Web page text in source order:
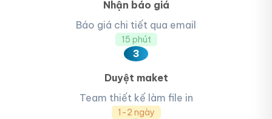
Nhận báo giá
Báo giá chi tiết qua email
15 phút
3
Duyệt maket
Team thiết kế làm file in
1-2 ngày